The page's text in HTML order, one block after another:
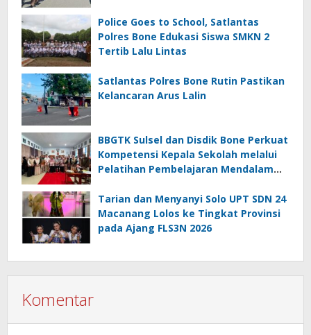
Police Goes to School, Satlantas
Polres Bone Edukasi Siswa SMKN 2
Tertib Lalu Lintas
Satlantas Polres Bone Rutin Pastikan
Kelancaran Arus Lalin
BBGTK Sulsel dan Disdik Bone Perkuat
Kompetensi Kepala Sekolah melalui
Pelatihan Pembelajaran Mendalam
Tarian dan Menyanyi Solo UPT SDN 24
Macanang Lolos ke Tingkat Provinsi
pada Ajang FLS3N 2026
Komentar